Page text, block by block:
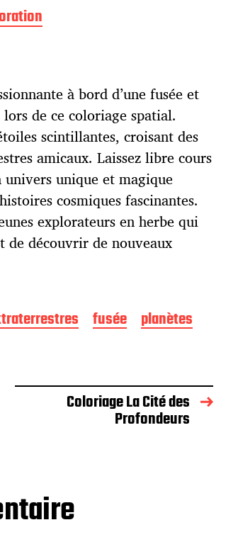
à bord d’une fusée et
de ce coloriage spatial.
scintillantes, croisant des
amicaux. Laissez libre cours
unique et magique
cosmiques fascinantes.
explorateurs en herbe qui
de découvrir de nouveaux
fusée planètes
Coloriage La Cité des
Profondeurs